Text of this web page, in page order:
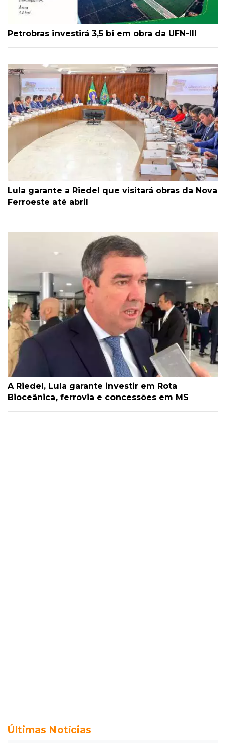
Petrobras investirá 3,5 bi em obra da UFN-III
Lula garante a Riedel que visitará obras da Nova
Ferroeste até abril
A Riedel, Lula garante investir em Rota
Bioceânica, ferrovia e concessões em MS
Últimas Notícias